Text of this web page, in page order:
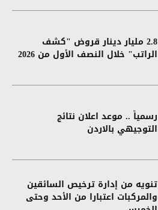
2.8 مليار دينار قروض "كشف
الراتب" خلال النصف الأول من 2026
رسمياً .. موعد اعلان نتائج
التوجيهي بالاردن
تنويه من إدارة ترخيص السائقين
والمركبات اعتبارا من الأحد وحتى